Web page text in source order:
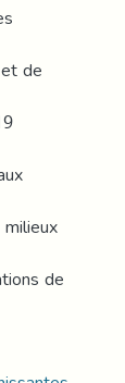
de
de